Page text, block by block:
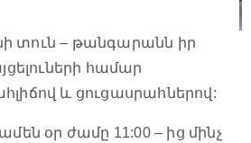
տուն – թանգարանն իր
համար
և ցուցասրահներով:
օր ժամը 11:00 – ից մինչ